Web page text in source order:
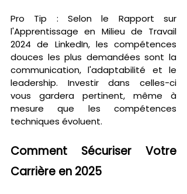
Pro Tip : Selon le Rapport sur
l'Apprentissage en Milieu de Travail
2024 de LinkedIn, les compétences
douces les plus demandées sont la
communication, l'adaptabilité et le
leadership. Investir dans celles-ci
vous gardera pertinent, même à
mesure que les compétences
techniques évoluent.
Comment Sécuriser Votre
Carrière en 2025